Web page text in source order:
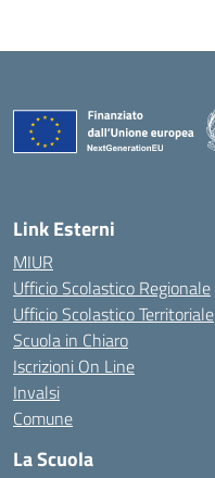
Link Esterni
MIUR
Ufficio Scolastico Regionale
Ufficio Scolastico Territoriale
Scuola in Chiaro
Iscrizioni On Line
Invalsi
Comune
La Scuola